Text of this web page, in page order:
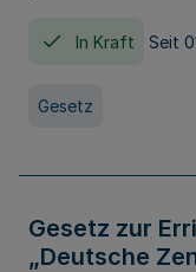
In Kraft Seit
Gesetz
Gesetz zur
„Deutsche